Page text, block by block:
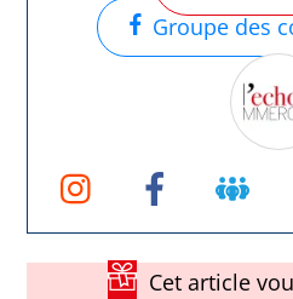
Groupe des
Instagram Facebook
Cet article